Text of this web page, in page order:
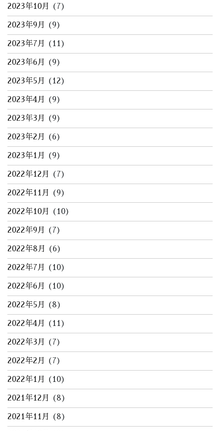
2023年10月 (7)
2023年9月 (9)
2023年7月 (11)
2023年6月 (9)
2023年5月 (12)
2023年4月 (9)
2023年3月 (9)
2023年2月 (6)
2023年1月 (9)
2022年12月 (7)
2022年11月 (9)
2022年10月 (10)
2022年9月 (7)
2022年8月 (6)
2022年7月 (10)
2022年6月 (10)
2022年5月 (8)
2022年4月 (11)
2022年3月 (7)
2022年2月 (7)
2022年1月 (10)
2021年12月 (8)
2021年11月 (8)